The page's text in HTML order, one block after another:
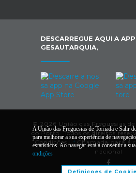
DESCARREGUE AQUI A APP
GESAUTARQUIA,
© 2026 União das Freguesias
do Porto. Todos os direitos
Condições | * Chamada para a
nacional
A União das Freguesias de Tornada e Salir
para melhorar a sua experiência de
estatísticos. Ao navegar está a consentir a
ondições